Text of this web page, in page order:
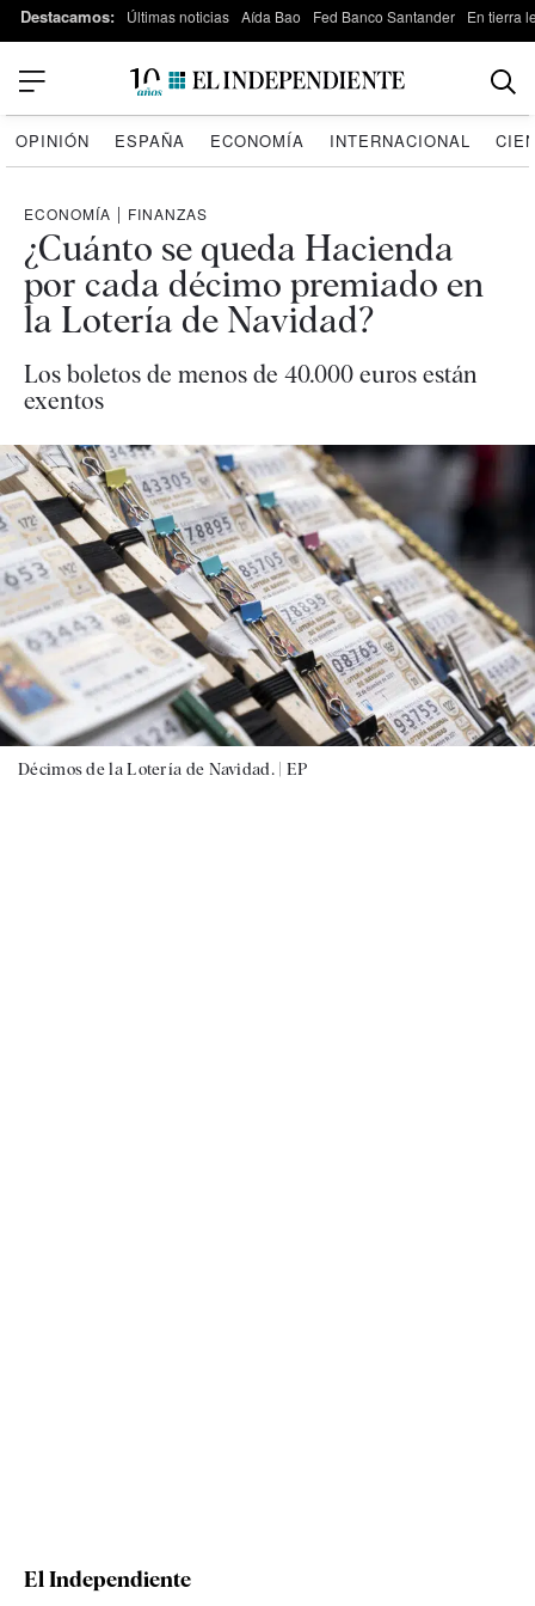
Destacamos: Últimas noticias Aída Bao Fed Banco Santander En tierra
OPINIÓN ESPAÑA ECONOMÍA INTERNACIONAL
ECONOMÍA | FINANZAS
¿Cuánto se queda Hacienda
por cada décimo premiado en
la Lotería de Navidad?
Los boletos de menos de 40.000 euros están
exentos
Décimos de la Lotería de Navidad. | EP
El Independiente